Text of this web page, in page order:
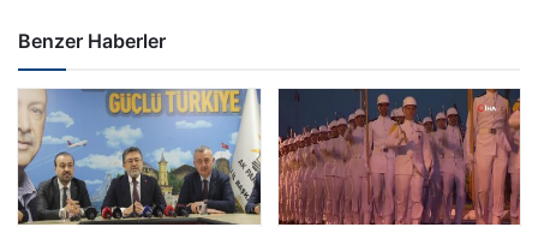
Benzer Haberler